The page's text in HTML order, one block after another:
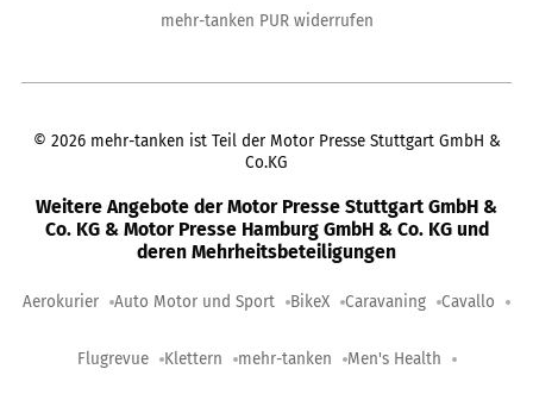
mehr-tanken PUR widerrufen
© 2026 mehr-tanken ist Teil der Motor Presse Stuttgart GmbH &
Co.KG
Weitere Angebote der Motor Presse Stuttgart GmbH &
Co. KG & Motor Presse Hamburg GmbH & Co. KG und
deren Mehrheitsbeteiligungen
Aerokurier Auto Motor und Sport BikeX Caravaning Cavallo
Flugrevue Klettern mehr-tanken Men's Health